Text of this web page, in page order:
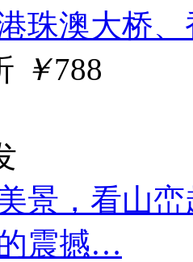
港珠澳大桥
￥788
景，看山
震撼…